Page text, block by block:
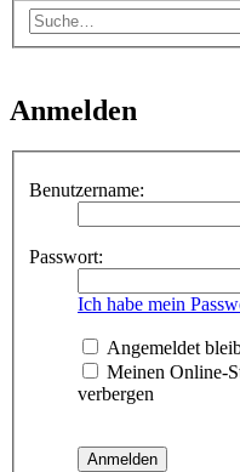
Anmelden
Benutzername:
Passwort:
Ich habe mein
Angemeldet
Meinen Online-
verbergen